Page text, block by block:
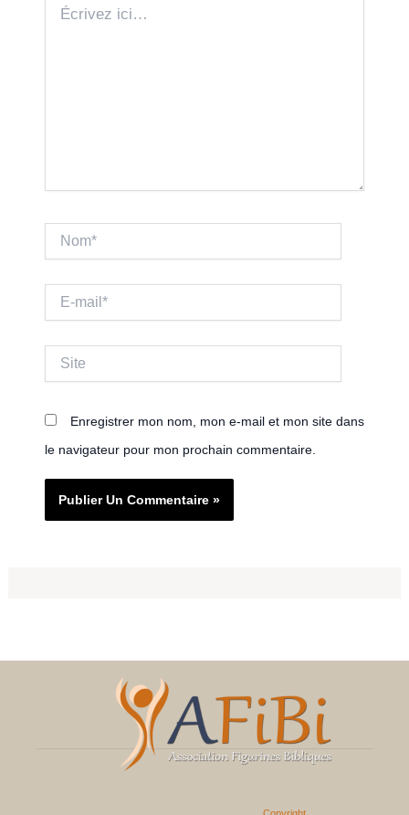
ici…
mail*
Enregistrer mon nom, mon e-mail et mon site dans
le navigateur pour mon prochain commentaire.